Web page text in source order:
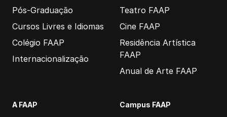
Pós-Graduação
Cursos Livres e Idiomas
Colégio FAAP
Internacionalização
Teatro FAAP
Cine FAAP
Residência Artística
FAAP
Anual de Arte FAAP
A FAAP Campus FAAP